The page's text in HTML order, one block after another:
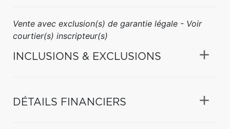
Vente avec exclusion(s) de garantie légale - Voir
courtier(s) inscripteur(s)
INCLUSIONS & EXCLUSIONS
DÉTAILS FINANCIERS